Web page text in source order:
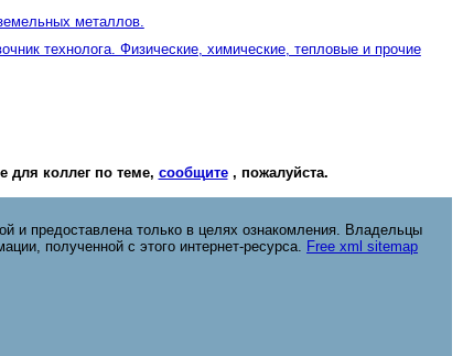
металлов.
технолога. Физические, химические, тепловые и прочие
для коллег по теме, сообщите, пожалуйста.
и предоставлена только в целях ознакомления. Владельцы
полученной с этого интернет-ресурса. Free xml sitemap